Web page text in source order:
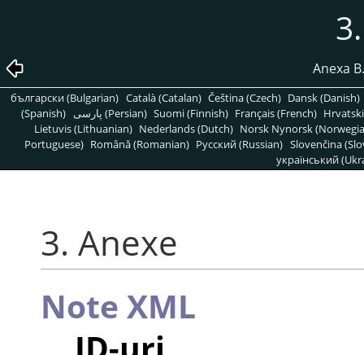
Anexa
български (Bulgarian) Català (Catalan) Čeština (Czech) Dansk (Danish)
(Spanish)
پارسی (Persian) Suomi (Finnish) Français (French)
Lietuvis (Lithuanian) Nederlands (Dutch) Norsk Nynorsk
Portuguese) Română (Romanian) Pусский (Russian) Slovenčina
український
3. Anexe
Note XML